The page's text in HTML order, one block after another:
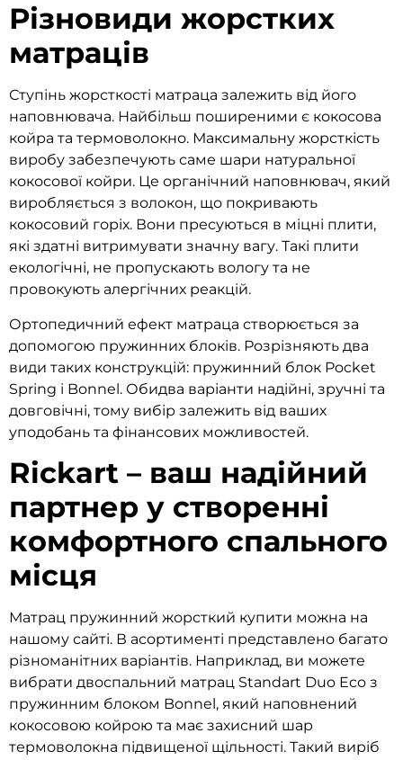
Різновиди жорстких
матраців
Ступінь жорсткості матраца залежить від його
наповнювача. Найбільш поширеними є кокосова
койра та термоволокно. Максимальну жорсткість
виробу забезпечують саме шари натуральної
кокосової койри. Це органічний наповнювач, який
виробляється з волокон, що покривають
кокосовий горіх. Вони пресуються в міцні плити,
які здатні витримувати значну вагу. Такі плити
екологічні, не пропускають вологу та не
провокують алергічних реакцій.
Ортопедичний ефект матраца створюється за
допомогою пружинних блоків. Розрізняють два
види таких конструкцій: пружинний блок Pocket
Spring і Bonnel. Обидва варіанти надійні, зручні та
довговічні, тому вибір залежить від ваших
уподобань та фінансових можливостей.
Rickart – ваш надійний
партнер у створенні
комфортного спального
місця
Матрац пружинний жорсткий купити можна на
нашому сайті. В асортименті представлено багато
різноманітних варіантів. Наприклад, ви можете
вибрати двоспальний матрац Standart Duo Eco з
пружинним блоком Bonnel, який наповнений
кокосовою койрою та має захисний шар
термоволокна підвищеної щільності. Такий виріб